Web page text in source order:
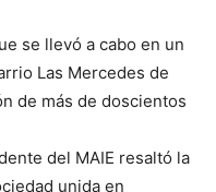
se llevó a cabo en un
Las Mercedes de
de más de doscientos
del MAIE resaltó la
unida en